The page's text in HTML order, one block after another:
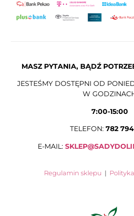
MASZ PYTANIA, BĄDŹ
JESTEŚMY DOSTĘPNI OD
W
7:00-15:00
TELEFON: 782
E-MAIL:
Regulamin sklepu |